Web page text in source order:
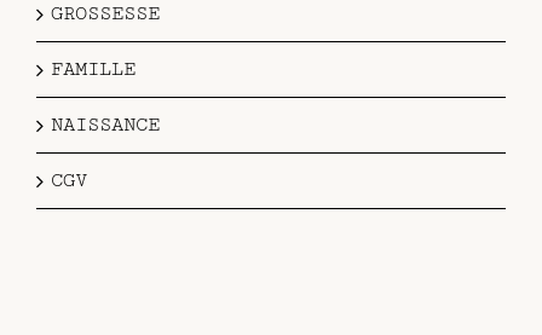
GROSSESSE
FAMILLE
NAISSANCE
CGV